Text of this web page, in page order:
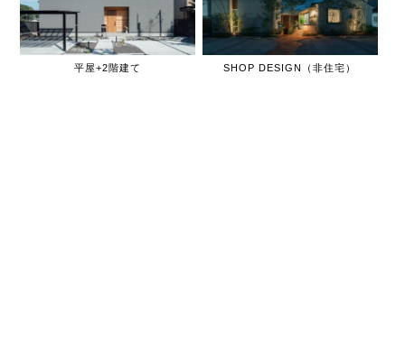
平屋+2階建て SHOP DESIGN（非住宅）